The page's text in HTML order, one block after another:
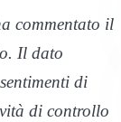
commentato il
Il dato
di
di controllo